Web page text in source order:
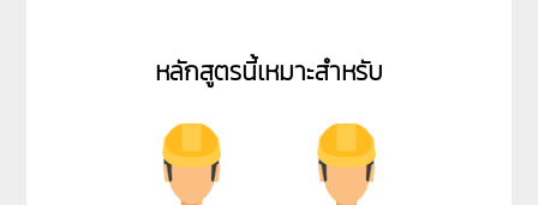
หลักสูตรนี้เหมาะสำหรับ